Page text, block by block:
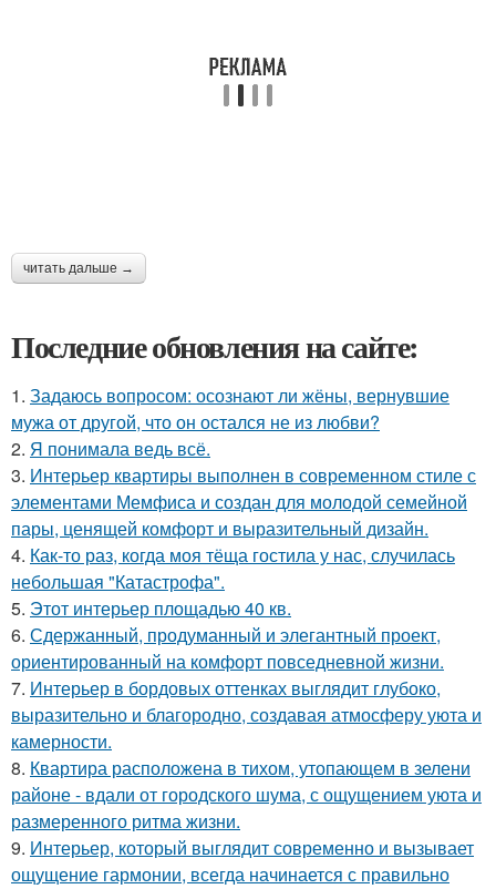
читать дальше →
Последние обновления на сайте:
1. Задаюсь вопросом: осознают ли жёны, вернувшие
мужа от другой, что он остался не из любви?
2. Я понимала ведь всё.
3. Интерьер квартиры выполнен в современном стиле с
элементами Мемфиса и создан для молодой семейной
пары, ценящей комфорт и выразительный дизайн.
4. Как-то раз, когда моя тёща гостила у нас, случилась
небольшая "Катастрофа".
5. Этот интерьер площадью 40 кв.
6. Сдержанный, продуманный и элегантный проект,
ориентированный на комфорт повседневной жизни.
7. Интерьер в бордовых оттенках выглядит глубоко,
выразительно и благородно, создавая атмосферу уюта и
камерности.
8. Квартира расположена в тихом, утопающем в зелени
районе - вдали от городского шума, с ощущением уюта и
размеренного ритма жизни.
9. Интерьер, который выглядит современно и вызывает
ощущение гармонии, всегда начинается с правильно